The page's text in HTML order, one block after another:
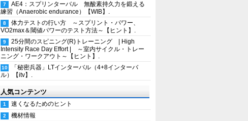
AE4：スプリンターバル 無酸素持久力を鍛える
練習（Anaerobic endurance）【WIB】.
体力テストの行い方 ～スプリント・パワー、
VO2max＆閾値パワーのテスト方法～【ヒント】.
25分間のスピニング(R)トレーニング | High
Intensity Race Day Effort | ～室内サイクル・トレー
ニング・ワークアウト～【ヒント】.
「秘密兵器」LTインターバル（4+8インターバ
ル）【itv】.
人気コンテンツ
速くなるためのヒント
機材情報